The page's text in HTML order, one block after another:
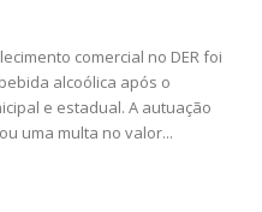
comercial no DER foi
alcoólica após o
A autuação
uma multa no valor...